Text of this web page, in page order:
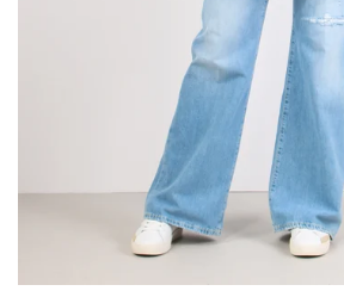
Abbigliamento
Jeans